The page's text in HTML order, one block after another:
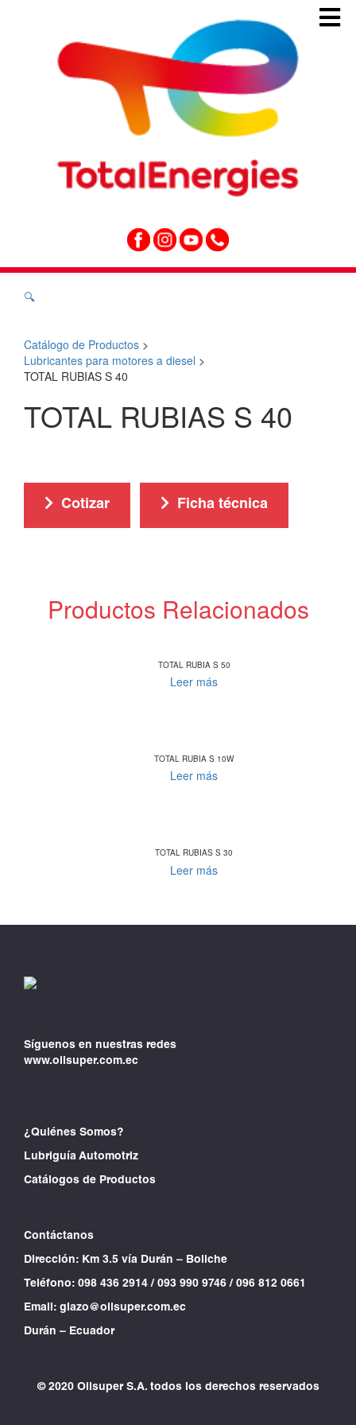
🔍
Catálogo de Productos >
Lubricantes para motores a diesel >
TOTAL RUBIAS S 40
TOTAL RUBIAS S 40
Cotizar Ficha técnica
Productos Relacionados
TOTAL RUBIA S 50
Leer más
TOTAL RUBIA S 10W
Leer más
TOTAL RUBIAS S 30
Leer más
Síguenos en nuestras redes
www.oilsuper.com.ec
¿Quiénes Somos?
Lubriguía Automotriz
Catálogos de Productos
Contáctanos
Dirección: Km 3.5 vía Durán – Boliche
Teléfono: 098 436 2914 / 093 990 9746 / 096 812 0661
Email: glazo@oilsuper.com.ec
Durán – Ecuador
© 2020 Oilsuper S.A. todos los derechos reservados